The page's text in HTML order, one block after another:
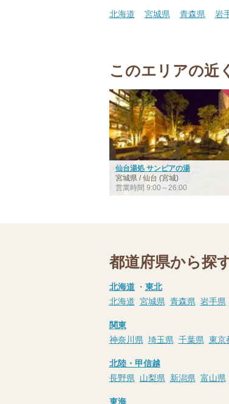
北海道 宮城県 青森県 岩
このエリアの近
仙台湯処 サンピアの湯
宮城県 / 仙台 (宮城)
営業時間 9:00～26:00
都道府県から探
北海道・ 東北
北海道 宮城県 青森県 岩手県
関東
神奈川県 埼玉県 千葉県 東京
北陸・甲信越
長野県 山梨県 新潟県 富山県
東海